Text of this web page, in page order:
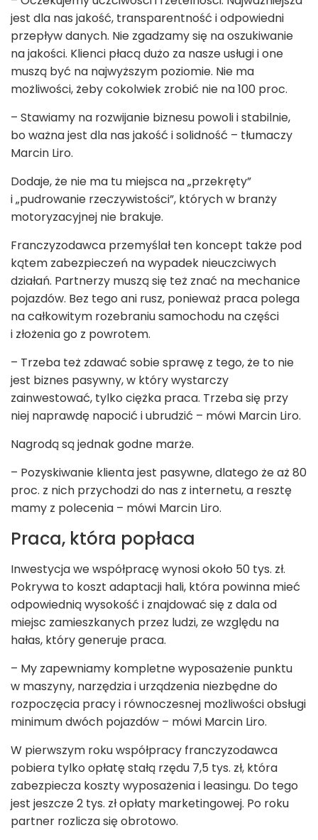
jest dla nas jakość, transparentność i odpowiedni
przepływ danych. Nie zgadzamy się na oszukiwanie
na jakości. Klienci płacą dużo za nasze usługi i one
muszą być na najwyższym poziomie. Nie ma
możliwości, żeby cokolwiek zrobić nie na 100 proc.
– Stawiamy na rozwijanie biznesu powoli i stabilnie,
bo ważna jest dla nas jakość i solidność – tłumaczy
Marcin Liro.
Dodaje, że nie ma tu miejsca na „przekręty”
i „pudrowanie rzeczywistości”, których w branży
motoryzacyjnej nie brakuje.
Franczyzodawca przemyślał ten koncept także pod
kątem zabezpieczeń na wypadek nieuczciwych
działań. Partnerzy muszą się też znać na mechanice
pojazdów. Bez tego ani rusz, ponieważ praca polega
na całkowitym rozebraniu samochodu na części
i złożenia go z powrotem.
– Trzeba też zdawać sobie sprawę z tego, że to nie
jest biznes pasywny, w który wystarczy
zainwestować, tylko ciężka praca. Trzeba się przy
niej naprawdę napocić i ubrudzić – mówi Marcin Liro.
Nagrodą są jednak godne marże.
– Pozyskiwanie klienta jest pasywne, dlatego że aż 80
proc. z nich przychodzi do nas z internetu, a resztę
mamy z polecenia – mówi Marcin Liro.
Praca, która popłaca
Inwestycja we współpracę wynosi około 50 tys. zł.
Pokrywa to koszt adaptacji hali, która powinna mieć
odpowiednią wysokość i znajdować się z dala od
miejsc zamieszkanych przez ludzi, ze względu na
hałas, który generuje praca.
– My zapewniamy kompletne wyposażenie punktu
w maszyny, narzędzia i urządzenia niezbędne do
rozpoczęcia pracy i równoczesnej możliwości obsługi
minimum dwóch pojazdów – mówi Marcin Liro.
W pierwszym roku współpracy franczyzodawca
pobiera tylko opłatę stałą rzędu 7,5 tys. zł, która
zabezpiecza koszty wyposażenia i leasingu. Do tego
jest jeszcze 2 tys. zł opłaty marketingowej. Po roku
partner rozlicza się obrotowo.